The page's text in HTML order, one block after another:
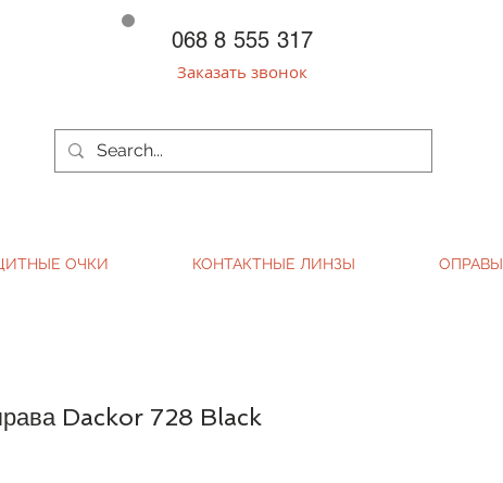
068 8 555 317
Заказать звонок
ОЧКИ КОНТАКТНЫЕ ЛИНЗЫ ОПРАВЫ
Dackor 728 Black